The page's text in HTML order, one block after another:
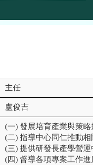
主任
盧俊吉
(一) 發展培育產業與策
(二) 指導中心同仁推動
(三) 提供研發長產學營
(四) 督導各項專案工作